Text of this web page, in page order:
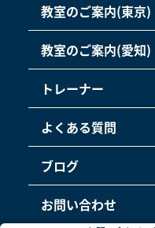
教室のご案内(東京)
教室のご案内(愛知)
トレーナー
よくある質問
ブログ
お問い合わせ